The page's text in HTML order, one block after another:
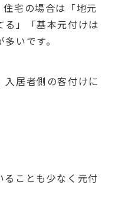
宅の場合は「地元
る」「基本元付けは
いです。
入居者側の客付けに
ることも少なく元付